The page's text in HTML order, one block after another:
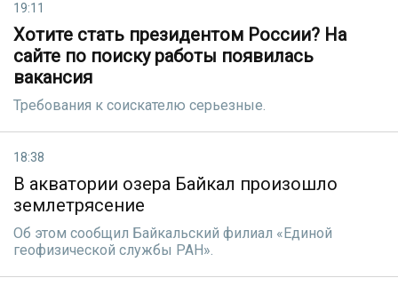
19:11
Хотите стать президентом России? На
сайте по поиску работы появилась
вакансия
Требования к соискателю серьезные.
18:38
В акватории озера Байкал произошло
землетрясение
Об этом сообщил Бaйкaльcкий филиaл «Eдинoй
гeoфизичecкoй cлyжбы PAH».